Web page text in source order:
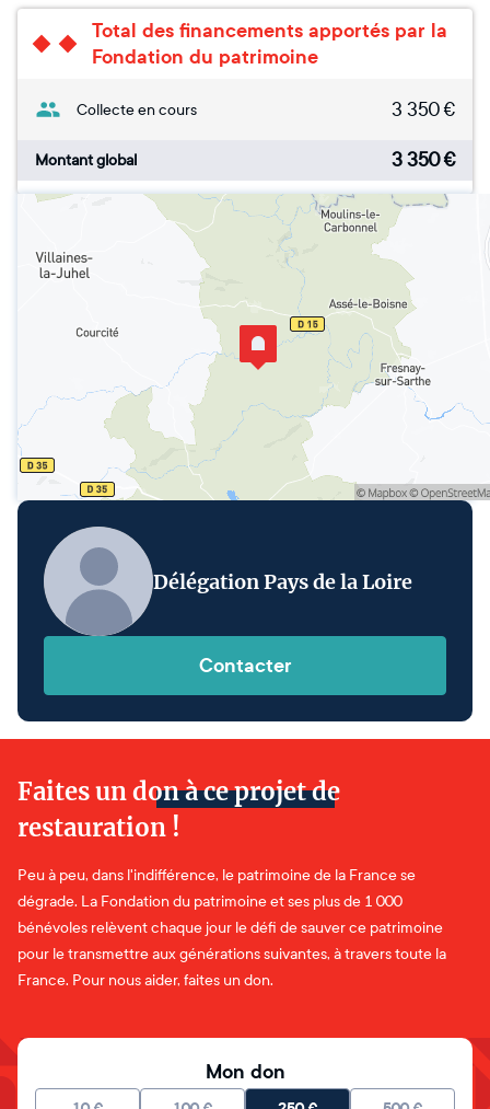
Total des financements apportés par la
Fondation du patrimoine
Collecte en cours 3 350€
Montant global 3 350€
Délégation Pays de la Loire
Contacter
Faites un don à ce projet de
restauration !
Peu à peu, dans l'indifférence, le patrimoine de la France se
dégrade. La Fondation du patrimoine et ses plus de 1 000
bénévoles relèvent chaque jour le défi de sauver ce patrimoine
pour le transmettre aux générations suivantes, à travers toute la
France. Pour nous aider, faites un don.
Mon don